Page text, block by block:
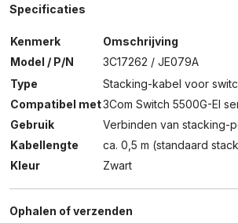
Specificaties
Kenmerk
Omschrijving
Model / P/N
3C17262 / JE079A
Type
Stacking-kabel voor
Compatibel met3Com Switch 5500G-EI
Gebruik
Verbinden van stacking-
Kabellengte
ca. 0,5 m (standaard
Kleur
Zwart
Ophalen of verzenden